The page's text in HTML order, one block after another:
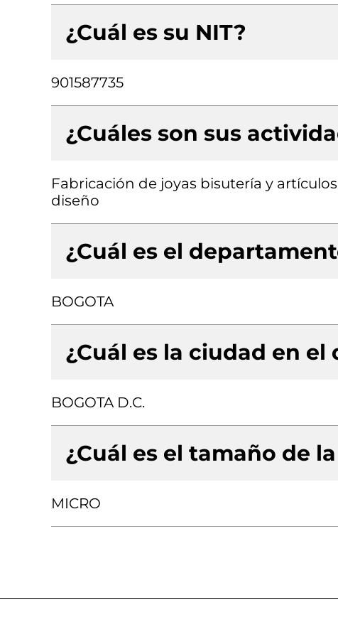
¿Cuál es su NIT?
901587735
¿Cuáles son sus
Fabricación de joyas bisutería y
diseño
¿Cuál es el
BOGOTA
¿Cuál es la ciudad en el
BOGOTA D.C.
¿Cuál es el tamaño de
MICRO